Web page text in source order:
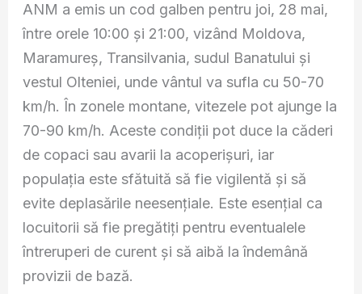
ANM a emis un cod galben pentru joi, 28 mai,
între orele 10:00 și 21:00, vizând Moldova,
Maramureș, Transilvania, sudul Banatului și
vestul Olteniei, unde vântul va sufla cu 50-70
km/h. În zonele montane, vitezele pot ajunge la
70-90 km/h. Aceste condiții pot duce la căderi
de copaci sau avarii la acoperișuri, iar
populația este sfătuită să fie vigilentă și să
evite deplasările neesențiale. Este esențial ca
locuitorii să fie pregătiți pentru eventualele
întreruperi de curent și să aibă la îndemână
provizii de bază.